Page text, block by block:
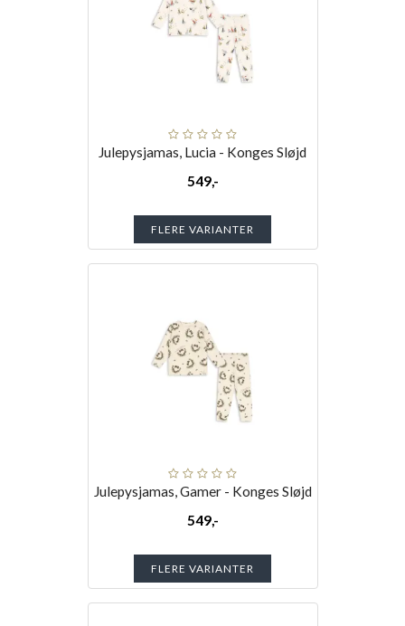
Julepysjamas, Lucia - Konges Sløjd
549,-
FLERE VARIANTER
Julepysjamas, Gamer - Konges Sløjd
549,-
FLERE VARIANTER